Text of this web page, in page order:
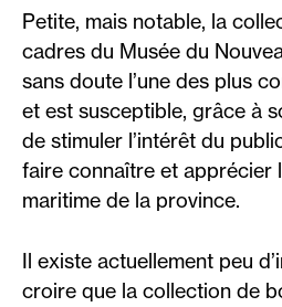
Petite, mais notable, la
cadres du Musée du
sans doute l’une des plus
et est susceptible, grâce à
de stimuler l’intérêt du
faire connaître et apprécier
maritime de la province.
Il existe actuellement peu
croire que la collection de